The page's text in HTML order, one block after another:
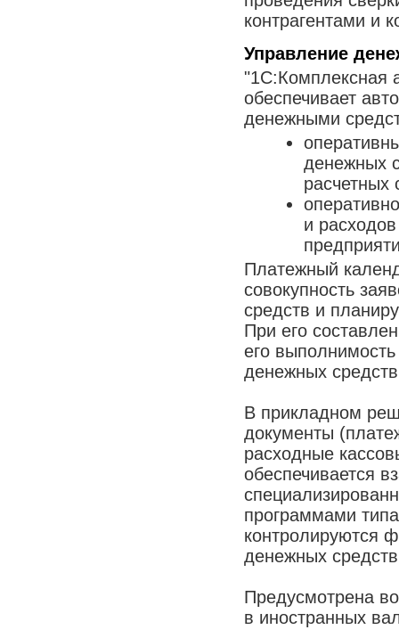
контрагентами и
Управление
"1С:Комплексная
обеспечивает
денежными
денежных
расчетных
и
Платежный
совокупность
средств и
При его
его выполнимость
денежных
В прикладном
документы
расходные
обеспечивается
программами
контролируются
денежных
Предусмотрена
в иностранных